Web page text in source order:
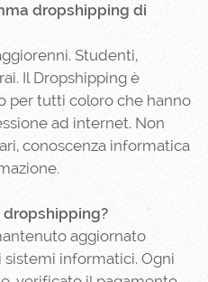
dropshipping di
Studenti,
Il Dropshipping è
per tutti coloro che hanno
ad internet. Non
conoscenza informatica
aggiornato
informatici. Ogni